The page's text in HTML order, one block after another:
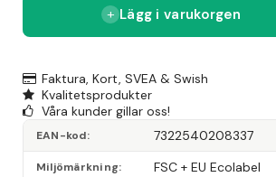
Lägg i varukorgen
Faktura, Kort, SVEA & Swish
Kvalitetsprodukter
Våra kunder gillar oss!
EAN-kod 7322540208337
Miljömärkning FSC + EU Ecolabel